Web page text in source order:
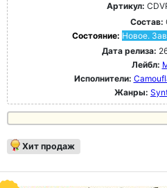
Артикул:
Состав:
Состояние: Новое.
Дата релиза:
Лейбл:
Исполнители:
Жанры:
Хит продаж